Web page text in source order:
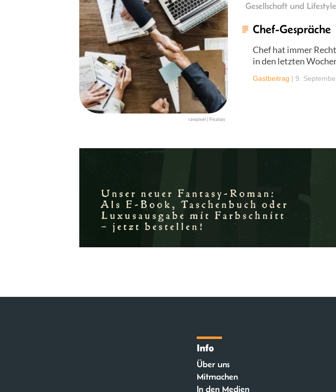
rawpixel | Pixabay
Gesellschaft und
Chef-Gespräche
Chef hat immer
in den letzten
Gastbeitrag | 9.
Info
Über uns
Mitmachen
In den Medien